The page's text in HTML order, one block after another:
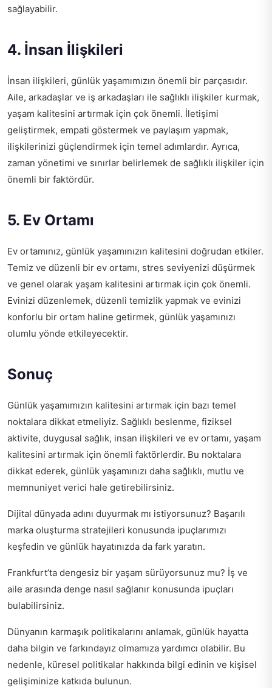
sağlayabilir.
4. İnsan İlişkileri
İnsan ilişkileri, günlük yaşamımızın önemli bir parçasıdır.
Aile, arkadaşlar ve iş arkadaşları ile sağlıklı ilişkiler kurmak,
yaşam kalitesini artırmak için çok önemli. İletişimi
geliştirmek, empati göstermek ve paylaşım yapmak,
ilişkilerinizi güçlendirmek için temel adımlardır. Ayrıca,
zaman yönetimi ve sınırlar belirlemek de sağlıklı ilişkiler için
önemli bir faktördür.
5. Ev Ortamı
Ev ortamınız, günlük yaşamınızın kalitesini doğrudan etkiler.
Temiz ve düzenli bir ev ortamı, stres seviyenizi düşürmek
ve genel olarak yaşam kalitesini artırmak için çok önemli.
Evinizi düzenlemek, düzenli temizlik yapmak ve evinizi
konforlu bir ortam haline getirmek, günlük yaşamınızı
olumlu yönde etkileyecektir.
Sonuç
Günlük yaşamımızın kalitesini artırmak için bazı temel
noktalara dikkat etmeliyiz. Sağlıklı beslenme, fiziksel
aktivite, duygusal sağlık, insan ilişkileri ve ev ortamı, yaşam
kalitesini artırmak için önemli faktörlerdir. Bu noktalara
dikkat ederek, günlük yaşamınızı daha sağlıklı, mutlu ve
memnuniyet verici hale getirebilirsiniz.
Dijital dünyada adını duyurmak mı istiyorsunuz? Başarılı
marka oluşturma stratejileri konusunda ipuçlarımızı
keşfedin ve günlük hayatınızda da fark yaratın.
Frankfurt’ta dengesiz bir yaşam sürüyorsunuz mu? İş ve
aile arasında denge nasıl sağlanır konusunda ipuçları
bulabilirsiniz.
Dünyanın karmaşık politikalarını anlamak, günlük hayatta
daha bilgin ve farkındayız olmamıza yardımcı olabilir. Bu
nedenle, küresel politikalar hakkında bilgi edinin ve kişisel
gelişiminize katkıda bulunun.